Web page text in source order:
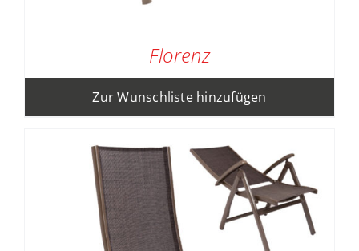
Florenz
Zur Wunschliste hinzufügen